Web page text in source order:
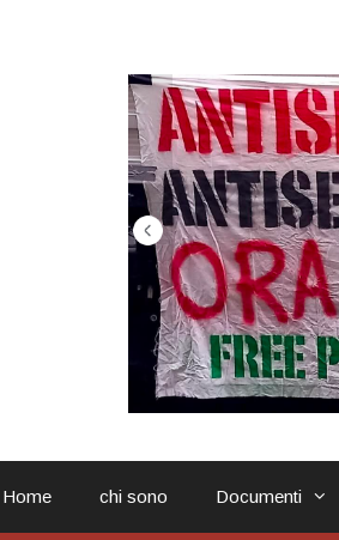
Home chi sono Documenti